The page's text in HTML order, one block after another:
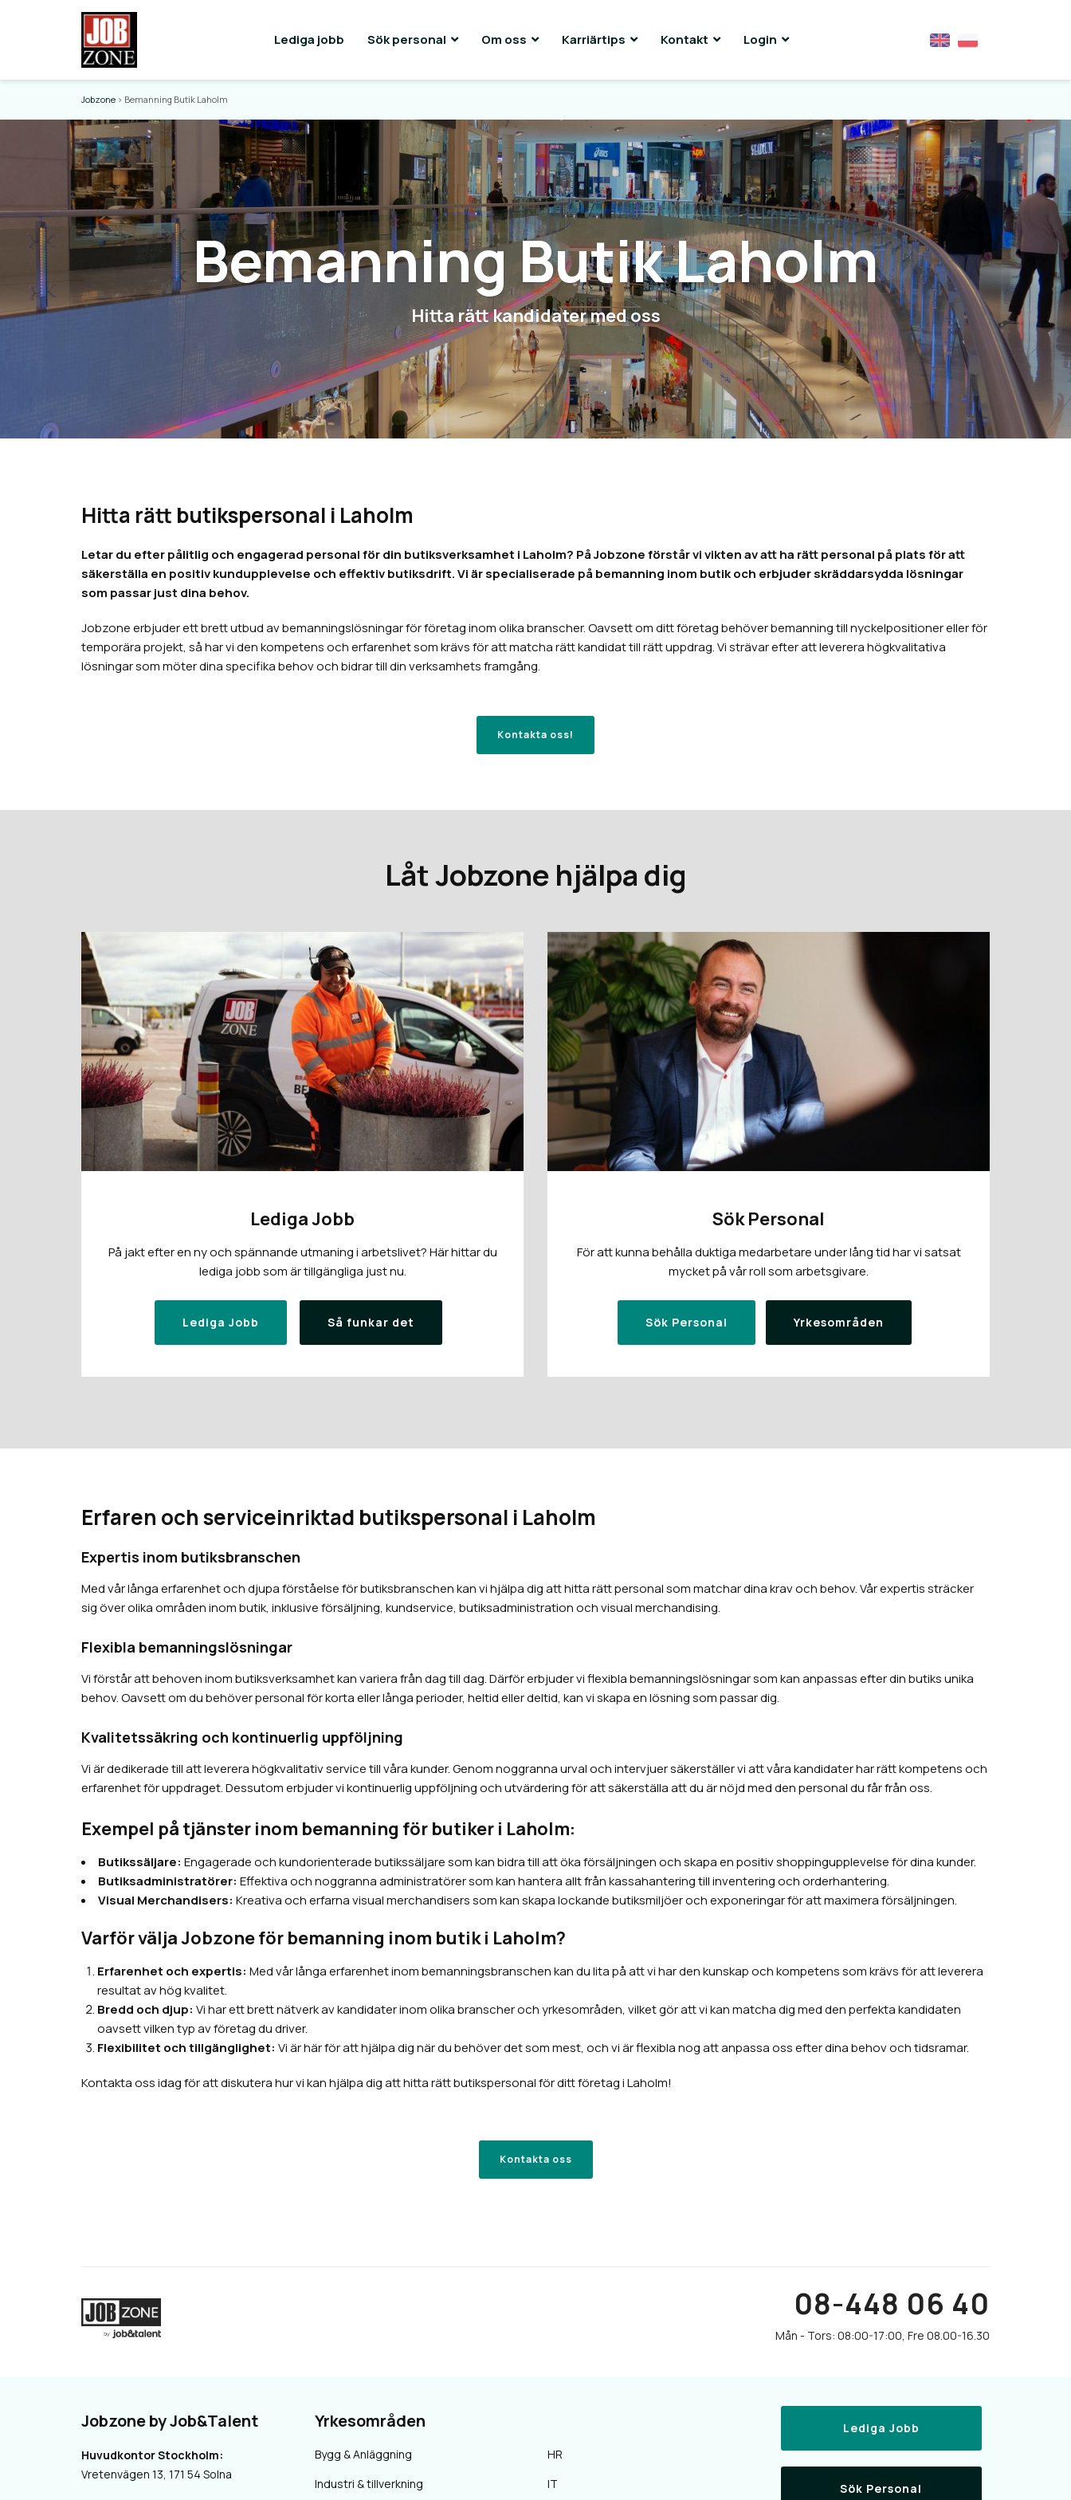
Lediga jobb Sök personal Om oss Karriärtips Kontakt Login
Jobzone > Bemanning Butik Laholm
Bemanning Butik Laholm
Hitta rätt kandidater med oss
Hitta rätt butikspersonal i Laholm
Letar du efter pålitlig och engagerad personal för din butiksverksamhet i Laholm? På Jobzone förstår vi vikten av att ha rätt personal på plats för att
säkerställa en positiv kundupplevelse och effektiv butiksdrift. Vi är specialiserade på bemanning inom butik och erbjuder skräddarsydda lösningar
som passar just dina behov.
Jobzone erbjuder ett brett utbud av bemanningslösningar för företag inom olika branscher. Oavsett om ditt företag behöver bemanning till nyckelpositioner eller för
temporära projekt, så har vi den kompetens och erfarenhet som krävs för att matcha rätt kandidat till rätt uppdrag. Vi strävar efter att leverera högkvalitativa
lösningar som möter dina specifika behov och bidrar till din verksamhets framgång.
Kontakta oss!
Låt Jobzone hjälpa dig
Lediga Jobb
På jakt efter en ny och spännande utmaning i arbetslivet? Här hittar du
lediga jobb som är tillgängliga just nu.
Lediga Jobb Så funkar det
Sök Personal
För att kunna behålla duktiga medarbetare under lång tid har vi satsat
mycket på vår roll som arbetsgivare.
Sök Personal Yrkesområden
Erfaren och serviceinriktad butikspersonal i Laholm
Expertis inom butiksbranschen
Med vår långa erfarenhet och djupa förståelse för butiksbranschen kan vi hjälpa dig att hitta rätt personal som matchar dina krav och behov. Vår expertis sträcker
sig över olika områden inom butik, inklusive försäljning, kundservice, butiksadministration och visual merchandising.
Flexibla bemanningslösningar
Vi förstår att behoven inom butiksverksamhet kan variera från dag till dag. Därför erbjuder vi flexibla bemanningslösningar som kan anpassas efter din butiks unika
behov. Oavsett om du behöver personal för korta eller långa perioder, heltid eller deltid, kan vi skapa en lösning som passar dig.
Kvalitetssäkring och kontinuerlig uppföljning
Vi är dedikerade till att leverera högkvalitativ service till våra kunder. Genom noggranna urval och intervjuer säkerställer vi att våra kandidater har rätt kompetens och
erfarenhet för uppdraget. Dessutom erbjuder vi kontinuerlig uppföljning och utvärdering för att säkerställa att du är nöjd med den personal du får från oss.
Exempel på tjänster inom bemanning för butiker i Laholm:
Butikssäljare: Engagerade och kundorienterade butikssäljare som kan bidra till att öka försäljningen och skapa en positiv shoppingupplevelse för dina kunder.
Butiksadministratörer: Effektiva och noggranna administratörer som kan hantera allt från kassahantering till inventering och orderhantering.
Visual Merchandisers: Kreativa och erfarna visual merchandisers som kan skapa lockande butiksmiljöer och exponeringar för att maximera försäljningen.
Varför välja Jobzone för bemanning inom butik i Laholm?
Erfarenhet och expertis: Med vår långa erfarenhet inom bemanningsbranschen kan du lita på att vi har den kunskap och kompetens som krävs för att leverera
resultat av hög kvalitet.
Bredd och djup: Vi har ett brett nätverk av kandidater inom olika branscher och yrkesområden, vilket gör att vi kan matcha dig med den perfekta kandidaten
oavsett vilken typ av företag du driver.
Flexibilitet och tillgänglighet: Vi är här för att hjälpa dig när du behöver det som mest, och vi är flexibla nog att anpassa oss efter dina behov och tidsramar.
Kontakta oss idag för att diskutera hur vi kan hjälpa dig att hitta rätt butikspersonal för ditt företag i Laholm!
Kontakta oss
08-448 06 40
Jobzone by Job&Talent
Huvudkontor Stockholm:
Vretenvägen 13, 171 54 Solna
Yrkesområden
Bygg & Anläggning
Industri & tillverkning
HR
IT
Lediga Jobb
Sök Personal